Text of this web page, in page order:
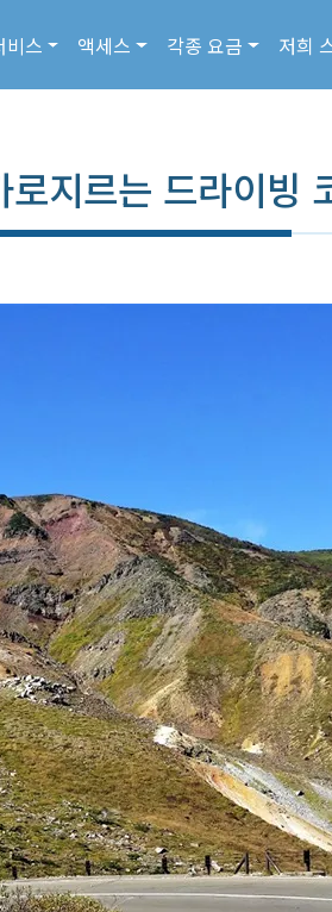
비스 액세스 각종 요금 저희
지르는 드라이빙